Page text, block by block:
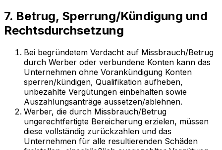
7. Betrug, Sperrung/Kündigung und
Rechtsdurchsetzung
Bei begründetem Verdacht auf Missbrauch/Betrug
durch Werber oder verbundene Konten kann das
Unternehmen ohne Vorankündigung Konten
sperren/kündigen, Qualifikation aufheben,
unbezahlte Vergütungen einbehalten sowie
Auszahlungsanträge aussetzen/ablehnen.
Werber, die durch Missbrauch/Betrug
ungerechtfertigte Bereicherung erzielen, müssen
diese vollständig zurückzahlen und das
Unternehmen für alle resultierenden Schäden